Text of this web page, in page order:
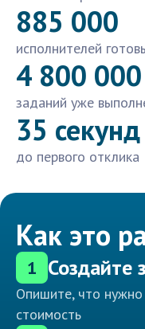
885 000
исполнителей
4 800 000
заданий уже
35 секунд
до первого отклика
Как это
1 Создайте
Опишите, что нужно
стоимость